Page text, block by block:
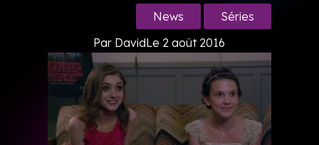
News
Séries
Par DavidLe 2 août 2016